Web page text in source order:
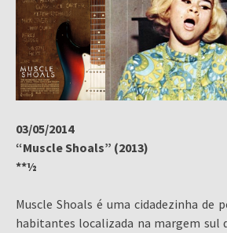
03/05/2014
“Muscle Shoals” (2013)
**½
Muscle Shoals é uma cidadezinha de
habitantes localizada na margem sul